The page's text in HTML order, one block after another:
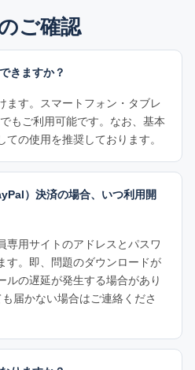
ご確認
きますか？
ます。スマートフォン・タブレ
もご利用可能です。なお、基本
ての使用を推奨しております。
）決済の場合、いつ利用開
専用サイトのアドレスとパスワ
す。即、問題のダウンロードが
ルの遅延が発生する場合があり
届かない場合はご連絡くださ